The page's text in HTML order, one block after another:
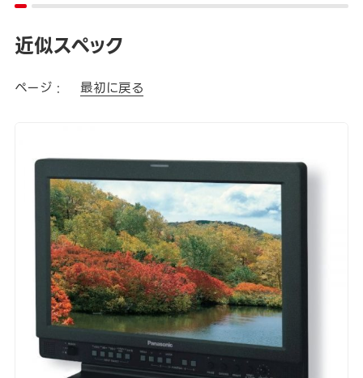
近似スペック
ページ : 最初に戻る